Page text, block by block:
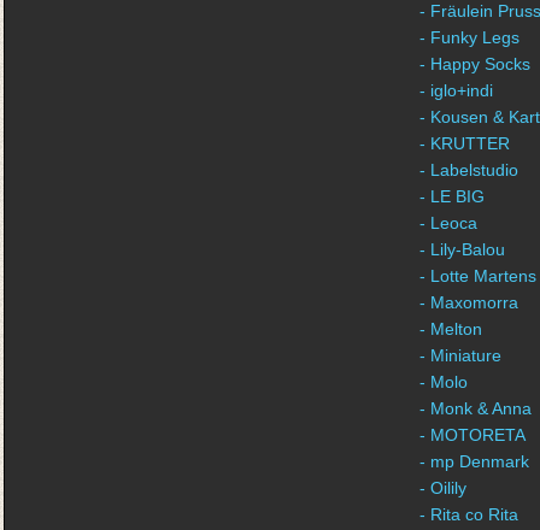
- Fräulein
- Funky Legs
- Happy Socks
- iglo+indi
- Kousen &
- KRUTTER
- Labelstudio
- LE BIG
- Leoca
- Lily-Balou
- Lotte Martens
- Maxomorra
- Melton
- Miniature
- Molo
- Monk & Anna
- MOTORETA
- mp Denmark
- Oilily
- Rita co Rita